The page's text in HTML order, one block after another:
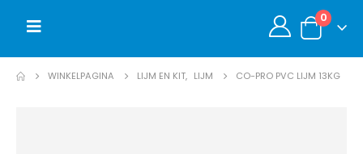
0
WINKELPAGINA LIJM EN KIT, LIJM CO-PRO PVC LIJM 13KG